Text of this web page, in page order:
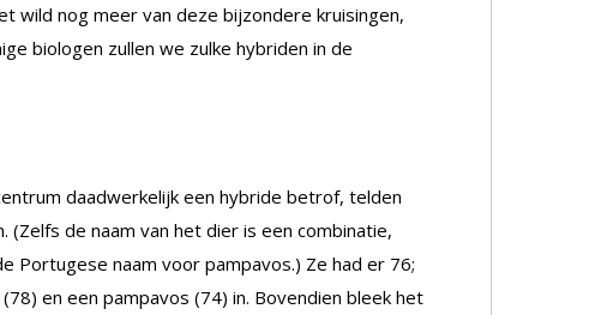
wild nog meer van deze bijzondere kruisingen,
biologen zullen we zulke hybriden in de
daadwerkelijk een hybride betrof, telden
de naam van het dier is een combinatie,
Portugese naam voor pampavos.) Ze had er 76;
en een pampavos (74) in. Bovendien bleek het